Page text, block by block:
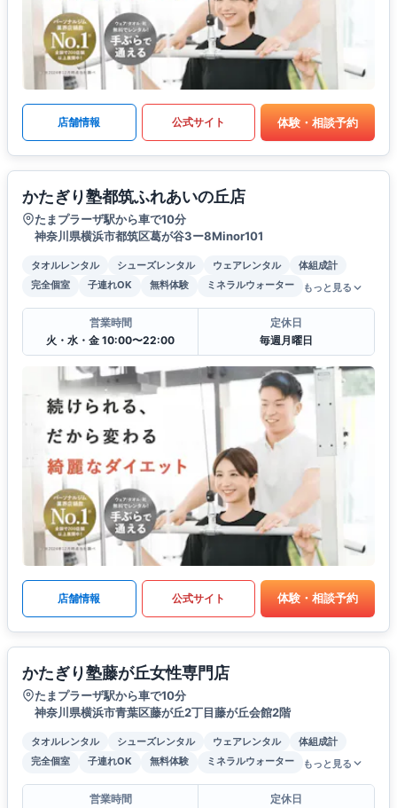
店舗情報 公式サイト 体験・相談予約
かたぎり塾都筑ふれあいの丘店
たまプラーザ駅から車で10分
神奈川県横浜市都筑区葛が谷3ー8Minor101
タオルレンタル シューズレンタル ウェアレンタル
体組成計
完全個室
子連れOK 無料体験 ミネラルウォーター もっと見る
営業時間
火・水・金 10:00〜22:00
定休日
毎週月曜日
店舗情報 公式サイト 体験・相談予約
かたぎり塾藤が丘女性専門店
たまプラーザ駅から車で10分
神奈川県横浜市青葉区藤が丘2丁目藤が丘会館2階
タオルレンタル シューズレンタル ウェアレンタル
体組成計
完全個室
子連れOK 無料体験 ミネラルウォーター もっと見る
営業時間
定休日